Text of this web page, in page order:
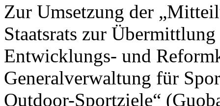
Zur Umsetzung der
Staatsrats zur
Entwicklungs- und
Generalverwaltung für
Outdoor-Sportziele“